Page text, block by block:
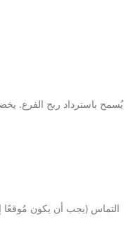
التماس (يجب أن يكون